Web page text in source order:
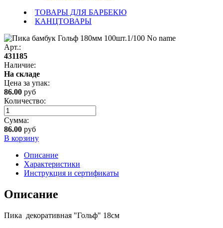
ТОВАРЫ ДЛЯ БАРБЕКЮ
КАНЦТОВАРЫ
Арт.:
431185
Наличие:
На складе
Цена за упак:
86.00 руб
Количество:
Сумма:
86.00 руб
В корзину
Описание
Характеристики
Инструкция и сертификаты
Описание
Пика декоративная "Гольф" 18см